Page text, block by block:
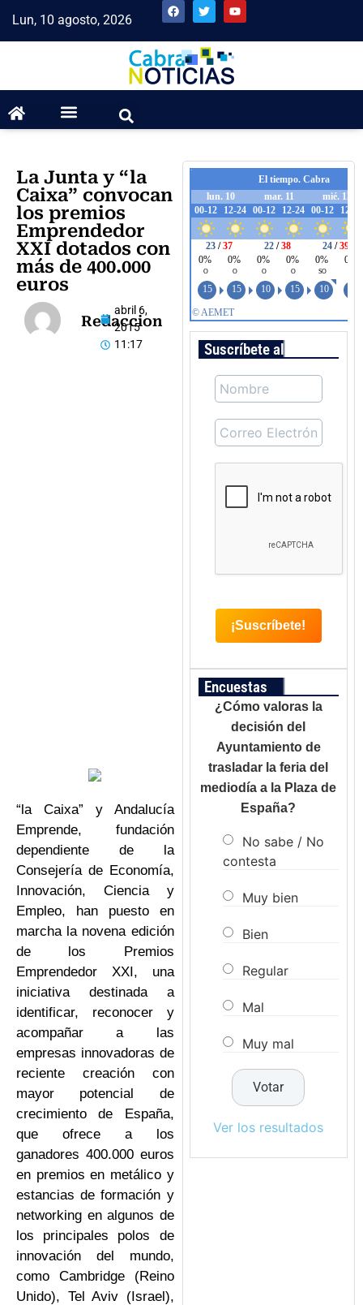
Lun, 10 agosto, 2026
La Junta y “la
Caixa” convocan
los premios
Emprendedor
XXI dotados con
más de 400.000
euros
Redaccion
abril 6,
2015
11:17
“la Caixa” y Andalucía
Emprende, fundación
dependiente de la
Consejería de Economía,
Innovación, Ciencia y
Empleo, han puesto en
marcha la novena edición
de los Premios
Emprendedor XXI, una
iniciativa destinada a
identificar, reconocer y
acompañar a las
empresas innovadoras de
reciente creación con
mayor potencial de
crecimiento de España,
que ofrece a los
ganadores 400.000 euros
en premios en metálico y
estancias de formación y
networking en algunos de
los principales polos de
innovación del mundo,
como Cambridge (Reino
Unido), Tel Aviv (Israel),
Suscríbete al boletín
Encuestas
¿Cómo valoras la
decisión del
Ayuntamiento de
trasladar la feria del
mediodía a la Plaza de
España?
No sabe / No
contesta
Muy bien
Bien
Regular
Mal
Muy mal
Ver los resultados